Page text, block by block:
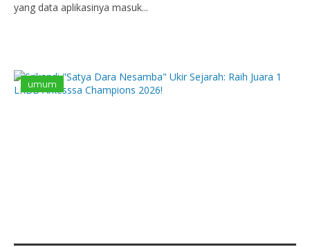
yang data aplikasinya masuk...
umum